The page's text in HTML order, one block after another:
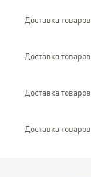
Доставка
Доставка
Доставка
Доставка